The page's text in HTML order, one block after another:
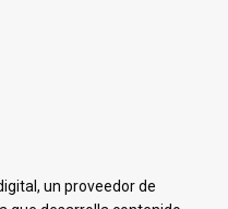
un proveedor de